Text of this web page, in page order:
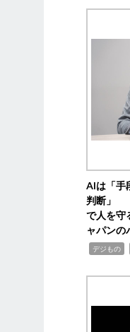
AIは「手
判断」
で人を
ャパンの
デジもの